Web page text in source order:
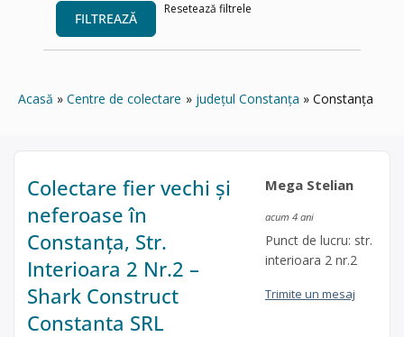
FILTREAZĂ
Resetează filtrele
Acasă Centre de colectare județul Constanța Constanța
Colectare fier vechi și
neferoase în
Constanța, Str.
Interioara 2 Nr.2 –
Shark Construct
Constanta SRL
Mega Stelian
acum 4 ani
Punct de lucru: str.
interioara 2 nr.2
Trimite un mesaj